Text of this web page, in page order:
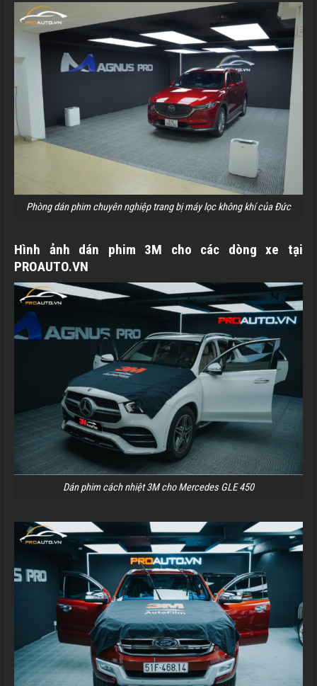
Phòng dán phim chuyên nghiệp trang bị máy lọc không khí của Đức
Hình ảnh dán phim 3M cho các dòng xe tại
PROAUTO.VN
Dán phim cách nhiệt 3M cho Mercedes GLE 450